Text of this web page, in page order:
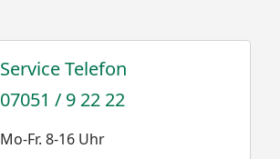
Service Telefon
07051 / 9 22 22
Mo-Fr. 8-16 Uhr